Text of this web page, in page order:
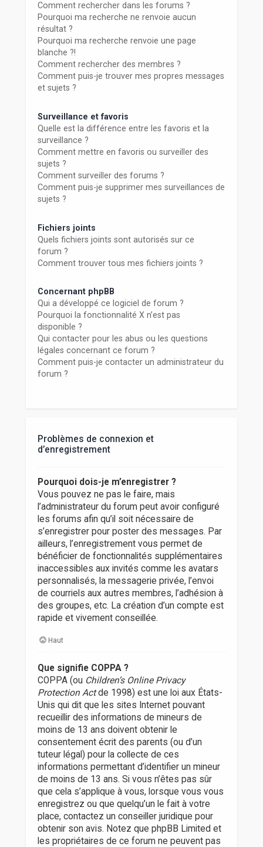
Comment rechercher dans les forums ?
Pourquoi ma recherche ne renvoie aucun
résultat ?
Pourquoi ma recherche renvoie une page
blanche ?!
Comment rechercher des membres ?
Comment puis-je trouver mes propres messages
et sujets ?
Surveillance et favoris
Quelle est la différence entre les favoris et la
surveillance ?
Comment mettre en favoris ou surveiller des
sujets ?
Comment surveiller des forums ?
Comment puis-je supprimer mes surveillances de
sujets ?
Fichiers joints
Quels fichiers joints sont autorisés sur ce
forum ?
Comment trouver tous mes fichiers joints ?
Concernant phpBB
Qui a développé ce logiciel de forum ?
Pourquoi la fonctionnalité X n’est pas
disponible ?
Qui contacter pour les abus ou les questions
légales concernant ce forum ?
Comment puis-je contacter un administrateur du
forum ?
Problèmes de connexion et
d’enregistrement
Pourquoi dois-je m’enregistrer ?
Vous pouvez ne pas le faire, mais
l’administrateur du forum peut avoir configuré
les forums afin qu’il soit nécessaire de
s’enregistrer pour poster des messages. Par
ailleurs, l’enregistrement vous permet de
bénéficier de fonctionnalités supplémentaires
inaccessibles aux invités comme les avatars
personnalisés, la messagerie privée, l’envoi
de courriels aux autres membres, l’adhésion à
des groupes, etc. La création d’un compte est
rapide et vivement conseillée.
Haut
Que signifie COPPA ?
COPPA (ou Children’s Online Privacy
Protection Actde 1998) est une loi aux États-
Unis qui dit que les sites Internet pouvant
recueillir des informations de mineurs de
moins de 13 ans doivent obtenir le
consentement écrit des parents (ou d’un
tuteur légal) pour la collecte de ces
informations permettant d’identifier un mineur
de moins de 13 ans. Si vous n’êtes pas sûr
que cela s’applique à vous, lorsque vous vous
enregistrez ou que quelqu’un le fait à votre
place, contactez un conseiller juridique pour
obtenir son avis. Notez que phpBB Limited et
les propriétaires de ce forum ne peuvent pas